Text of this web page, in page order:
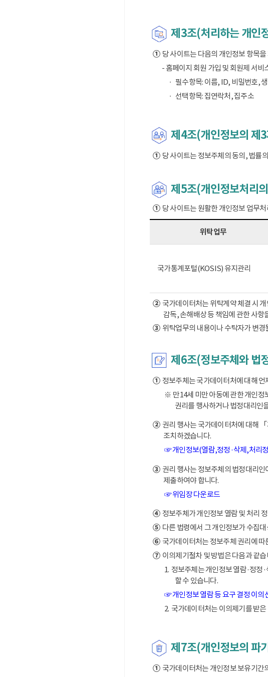
제3조(처리하는 개인
①당 사이트는 다음의 개인정보 항목을
- 홈페이지 회원 가입 및 회원제 서비
필수항목: 이름, ID, 비밀번호,
선택항목: 집연락처, 집주소
제4조(개인정보의 제
①당 사이트는 정보주체의 동의, 법률
제5조(개인정보처리
①당 사이트는 원활한 개인정보 업무
위탁업무
국가통계포털(KOSIS) 유지관리
②국가데이터처는 위탁계약 체결 시
감독, 손해배상 등 책임에 관한 사
③위탁업무의 내용이나 수탁자가 변경
제6조(정보주체와 법
①정보주체는 국가데이터처에 대해 언
※ 만14세 미만 아동에 관한 개인정
권리를 행사하거나 법정대리인
②권리 행사는 국가데이터처에 대해
조치하겠습니다.
☞ 개인정보(열람,정정·삭제,처리
③권리 행사는 정보주체의 법정대리인
제출하여야 합니다.
☞ 위임장 다운로드
④정보주체가 개인정보 열람 및 처리
⑤다른 법령에서 그 개인정보가 수집
⑥국가데이터처는 정보주체 권리에 따
⑦이의제기절차 및 방법은 다음과 같습
1. 정보주체는 개인정보 열람·정정
할 수 있습니다.
☞ 개인정보 열람 등 요구 결정 이의
2. 국가데이터처는 이의제기를 받
제7조(개인정보의 파
①국가데이터처는 개인정보 보유기간